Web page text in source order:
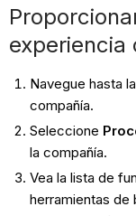
experiencia
Navegue hasta
compañía.
Seleccione
la compañía.
Vea la lista de
herramientas de